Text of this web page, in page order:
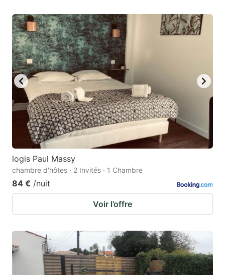
logis Paul Massy
chambre d'hôtes · 2 Invités · 1 Chambre
84 € /nuit
Voir l’offre